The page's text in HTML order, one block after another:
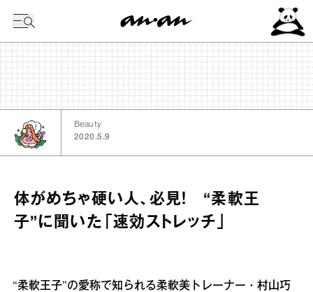
Beauty
2020.5.9
体がめちゃ硬い人、必見！ “柔軟王
子”に聞いた「速効ストレッチ」
“柔軟王子”の愛称で知られる柔軟美トレーナー・村山巧